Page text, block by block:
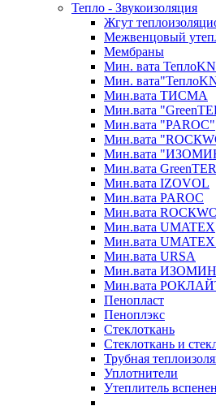
Тепло - Звукоизоляция
Жгут
Межвенцовый
Мембраны
Мин. вата
Мин.
Мин.вата ТИСМА
Мин.вата
Мин.вата "PAROC"
Мин.вата
Мин.вата
Мин.вата
Мин.вата IZOVOL
Мин.вата PAROC
Мин.вата
Мин.вата UMATEX
Мин.вата UMATEX
Мин.вата URSA
Мин.вата ИЗОМИН
Мин.вата
Пенопласт
Пеноплэкс
Стеклоткань
Стеклоткань и
Трубная
Уплотнители
Утеплитель